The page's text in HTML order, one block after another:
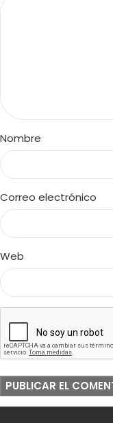
Nombre
Correo electrónico
Web